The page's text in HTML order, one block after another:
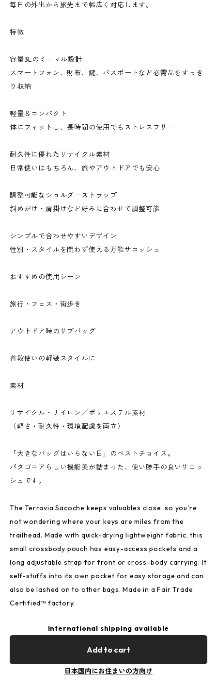
毎日の外出から旅先まで幅広く対応します。
特徴
容量3Lのミニマル設計
スマートフォン、財布、鍵、パスポートなど必需品をすっき
り収納
軽量＆コンパクト
体にフィットし、長時間の使用でもストレスフリー
耐久性に優れたリサイクル素材
日常使いはもちろん、旅やアウトドアでも安心
調整可能なショルダーストラップ
斜めがけ・肩掛けなど好みに合わせて調整可能
シンプルで合わせやすいデザイン
性別・スタイルを問わず使える万能サコッシュ
おすすめの使用シーン
旅行・フェス・街歩き
アウトドア時のサブバッグ
普段使いの軽装スタイルに
素材
リサイクル・ナイロン／ポリエステル素材
（軽さ・耐久性・環境配慮を両立）
「大きなバッグはいらない日」のベストチョイス。
パタゴニアらしい機能美が詰まった、使い勝手の良いサコッ
シュです。
The Terravia Sacoche keeps valuables close, so you're
not wondering where your keys are miles from the
trailhead. Made with quick-drying lightweight fabric, this
small crossbody pouch has easy-access pockets and a
long adjustable strap for front or cross-body carrying. It
self-stuffs into its own pocket for easy storage and can
also be lashed on to other bags. Made in a Fair Trade
Certified™ factory.
International shipping available
Add to cart
日本国内にお住まいの方向け